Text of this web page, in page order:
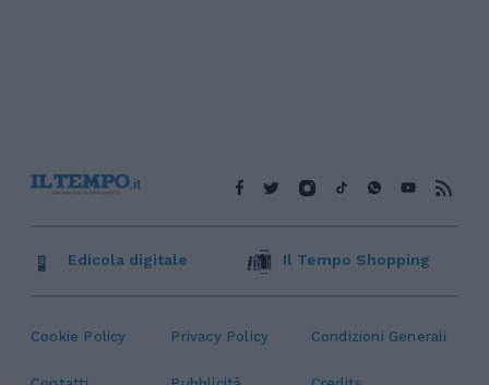
Cookie Policy Privacy Policy Condizioni Generali
Edicola digitale Il Tempo Shopping